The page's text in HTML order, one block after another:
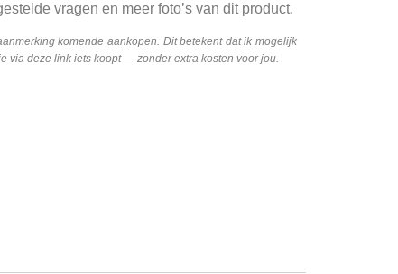
vragen en meer foto’s van dit product.
komende aankopen. Dit betekent dat ik mogelijk
via deze link iets koopt — zonder extra kosten voor jou.